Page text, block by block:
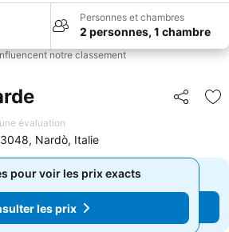
Personnes et chambres
2 personnes, 1 chambre
notre classement
Partager
évaluation
Nardò, Italie
pour voir les prix exacts
les prix
pour voir les prix exacts
les prix